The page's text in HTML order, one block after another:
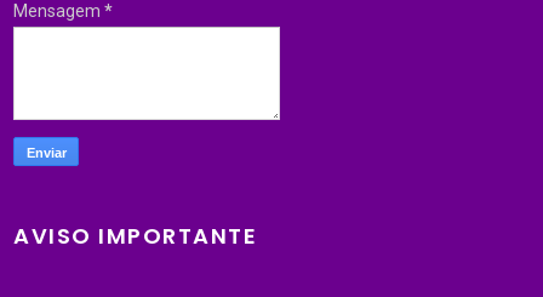
Mensagem*
AVISO IMPORTANTE